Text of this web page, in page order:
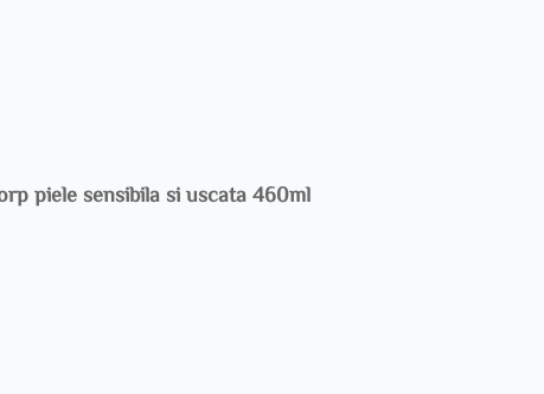
piele sensibila si uscata 460ml